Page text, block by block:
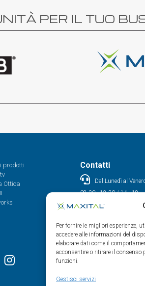
Per fornire le migliori esperienze,
accedere alle informazioni del
elaborare dati come il
acconsentire o ritirare il consenso
funzioni.
Gestisci servizi
PER IL TUO
prodotti
Ottica
Contatti
Dal Lunedì al
08.30 - 12.30 / 14 - 18
0522/909701
info@maxital.it